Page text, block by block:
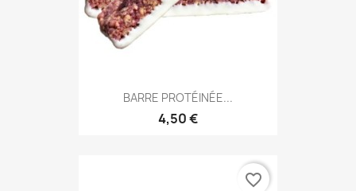
BARRE PROTÉINÉE...
4,50 €
favorite_border